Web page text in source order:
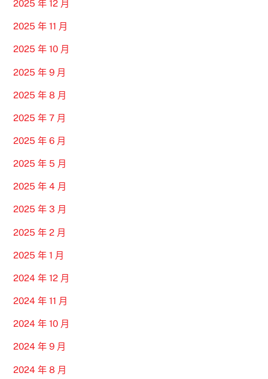
2025 年 12 月
2025 年 11 月
2025 年 10 月
2025 年 9 月
2025 年 8 月
2025 年 7 月
2025 年 6 月
2025 年 5 月
2025 年 4 月
2025 年 3 月
2025 年 2 月
2025 年 1 月
2024 年 12 月
2024 年 11 月
2024 年 10 月
2024 年 9 月
2024 年 8 月